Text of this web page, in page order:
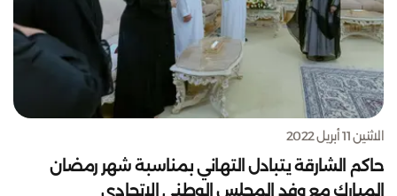
الاثنين 11 أبريل 2022
حاكم الشارقة يتبادل التهاني بمناسبة شهر رمضان
المبارك مع وفد المجلس الوطني الاتحادي